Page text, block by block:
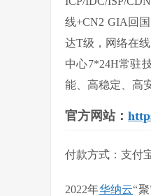
线+CN2 GIA回
达T级，网络在
中心7*24H常驻
能、高稳定、高
官方网站：
付款方式：支付
2022年华纳云“